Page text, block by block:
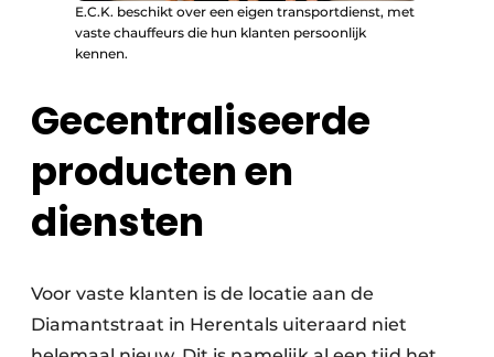
E.C.K. beschikt over een eigen transportdienst, met
vaste chauffeurs die hun klanten persoonlijk
kennen.
Gecentraliseerde
producten en
diensten
Voor vaste klanten is de locatie aan de
Diamantstraat in Herentals uiteraard niet